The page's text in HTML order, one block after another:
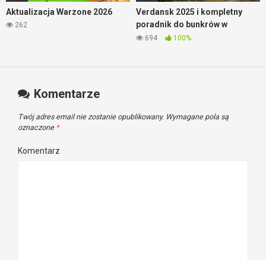
Aktualizacja Warzone 2026
262
Verdansk 2025 i kompletny
poradnik do bunkrów w
Warzone
694 100%
Komentarze
Twój adres email nie zostanie opublikowany. Wymagane pola są
oznaczone *
Komentarz